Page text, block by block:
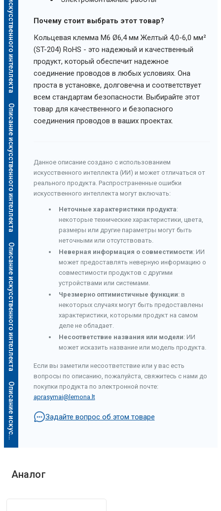
Описание искусственного интеллекта
Описание искусственного интеллекта
Описание искусственного интеллекта
О
п
и
с
а
н
и
е
и
с
к
у
с
с
т
в
е
н
н
о
г
о
и
н
т
е
л
л
е
к
т
а
Почему стоит выбрать этот товар?
Кольцевая клемма M6 Ø6,4 мм Желтый 4,0-6,0 мм²
(ST-204) RoHS - это надежный и качественный
продукт, который обеспечит надежное
соединение проводов в любых условиях. Она
проста в установке, долговечна и соответствует
всем стандартам безопасности. Выбирайте этот
товар для качественного и безопасного
соединения проводов в ваших проектах.
Данное описание создано с использованием
искусственного интеллекта (ИИ) и может отличаться от
реального продукта. Распространенные ошибки
искусственного интеллекта могут включать:
Неточные характеристики продукта:
некоторые технические характеристики, цвета,
размеры или другие параметры могут быть
неточными или отсутствовать.
Неверная информация о совместимости: ИИ
может предоставлять неверную информацию о
совместимости продуктов с другими
устройствами или системами.
Чрезмерно оптимистичные функции: в
некоторых случаях могут быть предоставлены
характеристики, которыми продукт на самом
деле не обладает.
Несоответствие названия или модели: ИИ
может исказить название или модель продукта.
Если вы заметили несоответствие или у вас есть
вопросы по описанию, пожалуйста, свяжитесь с нами до
покупки продукта по электронной почте:
aprasymai@lemona.lt
Задайте вопрос об этом товаре
Аналог